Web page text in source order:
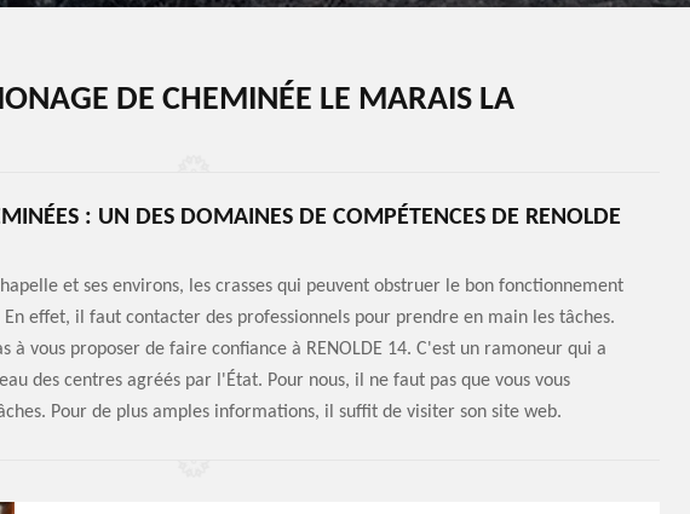
DE CHEMINÉE LE MARAIS LA
: UN DES DOMAINES DE COMPÉTENCES DE RENOLDE
et ses environs, les crasses qui peuvent obstruer le bon fonctionnement
effet, il faut contacter des professionnels pour prendre en main les tâches.
à vous proposer de faire confiance à RENOLDE 14. C'est un ramoneur qui a
des centres agréés par l'État. Pour nous, il ne faut pas que vous vous
Pour de plus amples informations, il suffit de visiter son site web.